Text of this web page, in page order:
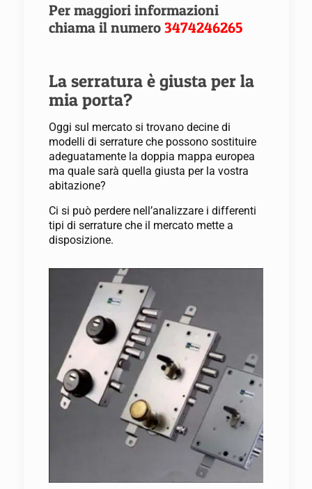
Per maggiori informazioni
chiama il numero 3474246265
La serratura è giusta per la
mia porta?
Oggi sul mercato si trovano decine di
modelli di serrature che possono sostituire
adeguatamente la doppia mappa europea
ma quale sarà quella giusta per la vostra
abitazione?
Ci si può perdere nell’analizzare i differenti
tipi di serrature che il mercato mette a
disposizione.